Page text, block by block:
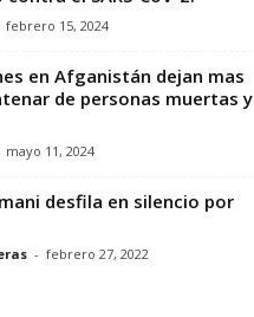
febrero 15, 2024
en Afganistán dejan mas
de personas muertas y
mayo 11, 2024
desfila en silencio por
- febrero 27, 2022